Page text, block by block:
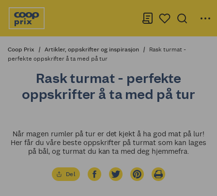
Coop Prix Artikler, oppskrifter og inspirasjon
Rask turmat -
perfekte oppskrifter å ta med på tur
Rask turmat - perfekte
oppskrifter å ta med på tur
Når magen rumler på tur er det kjekt å ha god mat på lur!
Her får du våre beste oppskrifter på turmat som kan lages
på bål, og turmat du kan ta med deg hjemmefra.
Del